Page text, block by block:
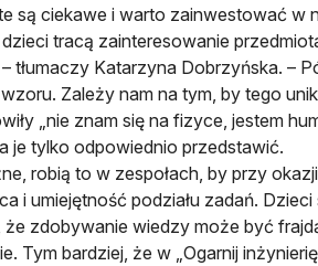
są ciekawe i warto zainwestować w
tracą zainteresowanie
tłumaczy Katarzyna Dobrzyńska. –
Zależy nam na tym, by tego
„nie znam się na fizyce, jestem
je tylko odpowiednio przedstawić.
robią to w zespołach, by przy
i umiejętność podziału zadań.
zdobywanie wiedzy może być
bardziej, że w „Ogarnij